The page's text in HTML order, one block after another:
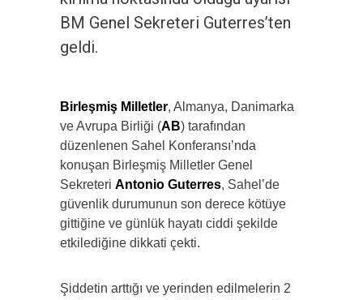
BM Genel Sekreteri Guterres’ten
geldi.
Birleşmiş Milletler, Almanya, Danimarka
ve Avrupa Birliği (AB) tarafından
düzenlenen Sahel Konferansı’nda
konuşan Birleşmiş Milletler Genel
Sekreteri Antonio Guterres, Sahel’de
güvenlik durumunun son derece kötüye
gittiğine ve günlük hayatı ciddi şekilde
etkilediğine dikkati çekti.
Şiddetin arttığı ve yerinden edilmelerin 2